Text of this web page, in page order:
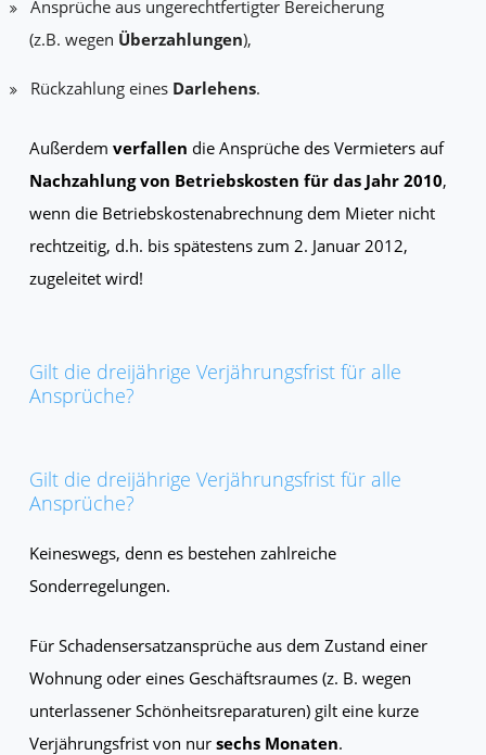
Ansprüche aus ungerechtfertigter Bereicherung
(z.B. wegen Überzahlungen),
Rückzahlung eines Darlehens.
Außerdem verfallen die Ansprüche des Vermieters auf
Nachzahlung von Betriebskosten für das Jahr 2010,
wenn die Betriebskostenabrechnung dem Mieter nicht
rechtzeitig, d.h. bis spätestens zum 2. Januar 2012,
zugeleitet wird!
Gilt die dreijährige Verjährungsfrist für alle
Ansprüche?
Gilt die dreijährige Verjährungsfrist für alle
Ansprüche?
Keineswegs, denn es bestehen zahlreiche
Sonderregelungen.
Für Schadensersatzansprüche aus dem Zustand einer
Wohnung oder eines Geschäftsraumes (z. B. wegen
unterlassener Schönheitsreparaturen) gilt eine kurze
Verjährungsfrist von nur sechs Monaten.